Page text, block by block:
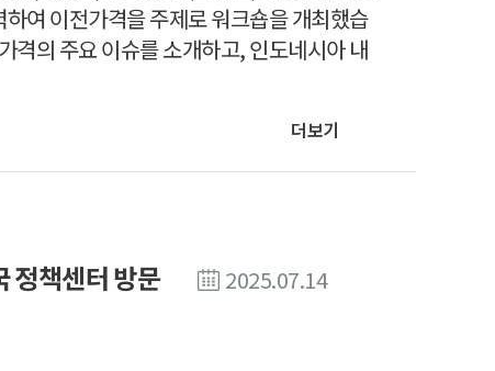
여 이전가격을 주제로 워크숍을 개최했습
격의 주요 이슈를 소개하고, 인도네시아 내
더보기
정책센터 방문 2025.07.14